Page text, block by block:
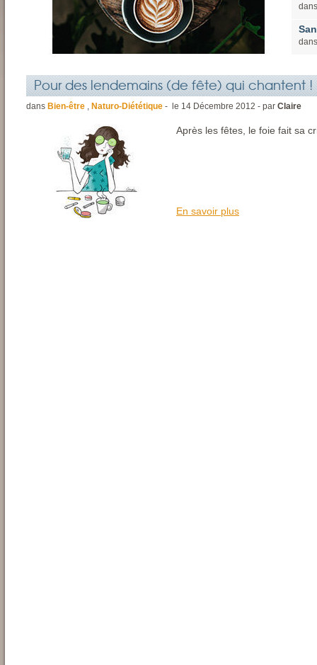
Pour des lendemains (de fête) qui chantent !
dans Bien-être , Naturo-Diététique - le 14 Décembre 2012 - par Claire
Après les fêtes, le foie fait sa
En savoir plus